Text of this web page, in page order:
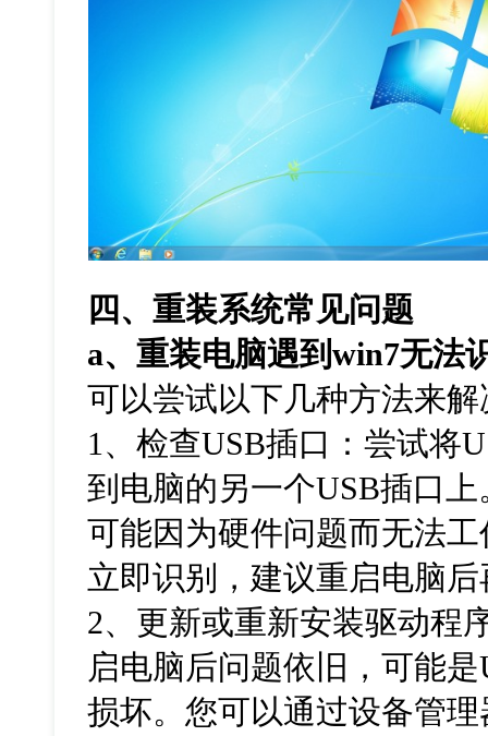
四、重装系统常见问题
a、重装电脑遇到win7无法
可以尝试以下几种方法来解
1、检查USB插口：尝试将
到电脑的另一个USB插口
可能因为硬件问题而无法
立即识别，建议重启电脑
2、更新或重新安装驱动程
启电脑后问题依旧，可能
损坏。您可以通过设备管